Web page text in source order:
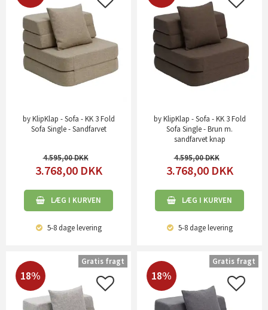
by KlipKlap - Sofa - KK 3 Fold
Sofa Single - Sandfarvet
4.595,00
3.768,00 DKK
LÆG I KURVEN
5-8 dagelevering
by KlipKlap - Sofa - KK 3 Fold
Sofa Single - Brun m.
sandfarvet knap
4.595,00
3.768,00 DKK
LÆG I KURVEN
5-8 dagelevering
18%
Gratis fragt
18%
Gratis fragt